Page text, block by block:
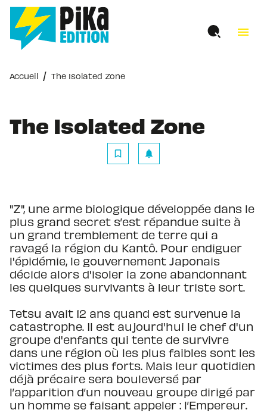
MENU RECHERCHE
PIED DE PAGE
menu
Accueil / The Isolated Zone
The Isolated Zone
bookmark_border notifications
"Z", une arme biologique développée dans le
plus grand secret s’est répandue suite à
un grand tremblement de terre qui a
ravagé la région du Kantô. Pour endiguer
l'épidémie, le gouvernement Japonais
décide alors d'isoler la zone abandonnant
les quelques survivants à leur triste sort.
Tetsu avait 12 ans quand est survenue la
catastrophe. Il est aujourd'hui le chef d'un
groupe d'enfants qui tente de survivre
dans une région où les plus faibles sont les
victimes des plus forts. Mais leur quotidien
déjà précaire sera bouleversé par
l’apparition d’un nouveau groupe dirigé par
un homme se faisant appeler : l’Empereur.